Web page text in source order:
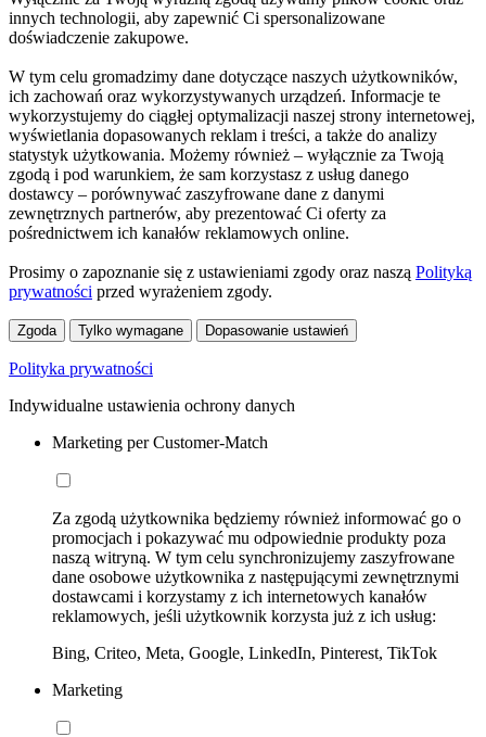
innych technologii, aby zapewnić Ci spersonalizowane
doświadczenie zakupowe.
W tym celu gromadzimy dane dotyczące naszych użytkowników,
ich zachowań oraz wykorzystywanych urządzeń. Informacje te
wykorzystujemy do ciągłej optymalizacji naszej strony internetowej,
wyświetlania dopasowanych reklam i treści, a także do analizy
statystyk użytkowania. Możemy również – wyłącznie za Twoją
zgodą i pod warunkiem, że sam korzystasz z usług danego
dostawcy – porównywać zaszyfrowane dane z danymi
zewnętrznych partnerów, aby prezentować Ci oferty za
pośrednictwem ich kanałów reklamowych online.
Prosimy o zapoznanie się z ustawieniami zgody oraz naszą Polityką
prywatności przed wyrażeniem zgody.
Zgoda Tylko wymagane Dopasowanie ustawień
Polityka prywatności
Indywidualne ustawienia ochrony danych
Marketing per Customer-Match
Za zgodą użytkownika będziemy również informować go o
promocjach i pokazywać mu odpowiednie produkty poza
naszą witryną. W tym celu synchronizujemy zaszyfrowane
dane osobowe użytkownika z następującymi zewnętrznymi
dostawcami i korzystamy z ich internetowych kanałów
reklamowych, jeśli użytkownik korzysta już z ich usług:
Bing, Criteo, Meta, Google, LinkedIn, Pinterest, TikTok
Marketing